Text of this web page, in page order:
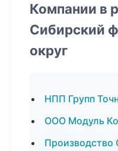
Компании в
Сибирский
округ
НПП Групп
ООО Модуль